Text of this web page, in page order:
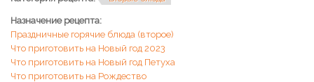
Назначение рецепта:
Праздничные горячие блюда (второе)
Что приготовить на Новый год 2023
Что приготовить на Новый год Петуха
Что приготовить на Рождество